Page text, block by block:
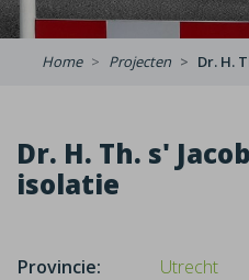
Home Projecten Dr. H.
Dr. H. Th. s'
isolatie
Provincie:
Utrecht